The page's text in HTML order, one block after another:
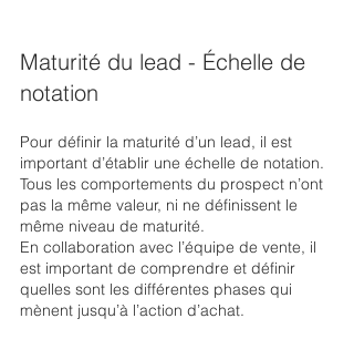
Maturité du lead - Échelle de
notation
Pour définir la maturité d’un lead, il est
important d’établir une échelle de notation.
Tous les comportements du prospect n’ont
pas la même valeur, ni ne définissent le
même niveau de maturité.
En collaboration avec l’équipe de vente, il
est important de comprendre et définir
quelles sont les différentes phases qui
mènent jusqu’à l’action d’achat.